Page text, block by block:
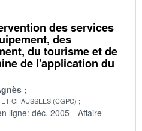
des services
des
du tourisme et de
de l'application du
CHAUSSEES (CGPC)
ligne: déc. 2005
Affaire